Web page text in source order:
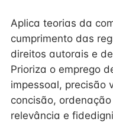
Aplica teorias da
cumprimento das
direitos autorais e
Prioriza o emprego
impessoal, precisão
concisão,
relevância e